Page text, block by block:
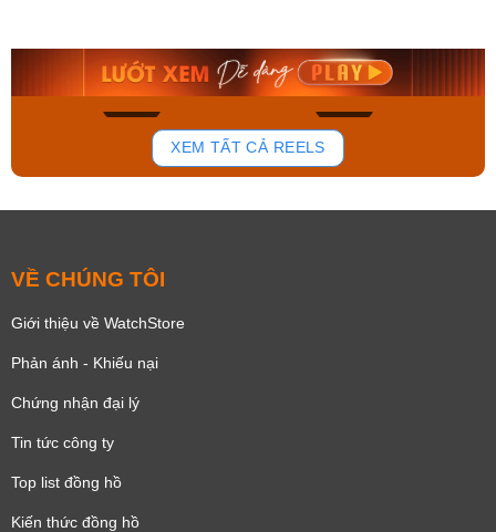
156
Mua ngay Mua ngay
XEM TẤT CẢ REELS
VỀ CHÚNG TÔI
Giới thiệu về WatchStore
Phản ánh - Khiếu nại
Chứng nhận đại lý
Tin tức công ty
Top list đồng hồ
Kiến thức đồng hồ